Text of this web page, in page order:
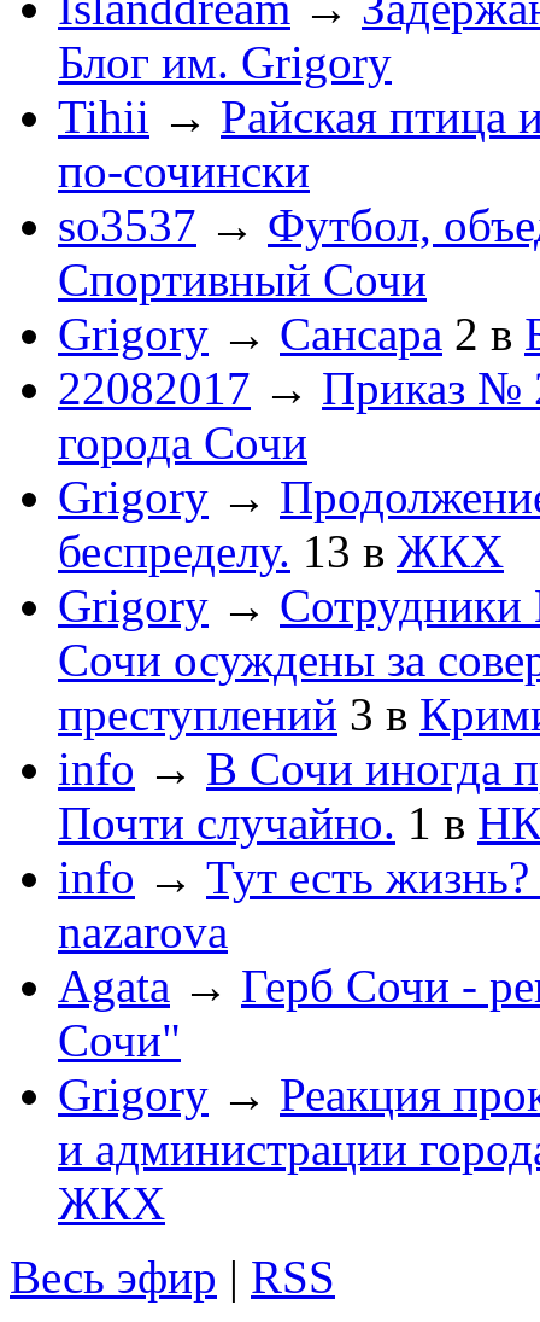
Блог им. Grigory
Tihii → Райская птица
по-cочински
so3537 → Футбол,
Спортивный Сочи
Grigory → Сансара 2 в
22082017 → Приказ №
города Сочи
Grigory →
беспределу. 13 в ЖКХ
Grigory →
Сочи осуждены за
преступлений 3 в
info → В Сочи иногда
Почти случайно. 1 в
info → Тут есть
nazarova
Agata → Герб Сочи -
Сочи"
Grigory → Реакция
и администрации
ЖКХ
Весь эфир | RSS